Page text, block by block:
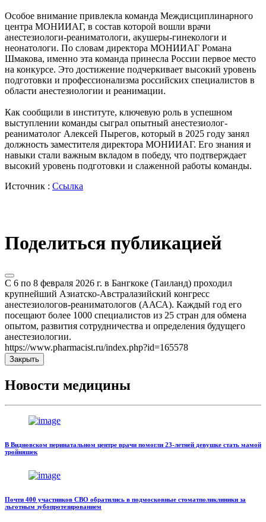
Особое внимание привлекла команда Междисциплинарного
центра МОНИИАГ, в состав которой вошли врачи
анестезиологи-реаниматологи, акушеры-гинекологи и
неонатологи. По словам директора МОНИИАГ Романа
Шмакова, именно эта команда принесла России первое место
на конкурсе. Это достижение подчеркивает высокий уровень
подготовки и профессионализма российских специалистов в
области анестезиологии и реанимации.
Как сообщили в институте, ключевую роль в успешном
выступлении команды сыграл опытный анестезиолог-
реаниматолог Алексей Пырегов, который в 2025 году занял
должность заместителя директора МОНИИАГ. Его знания и
навыки стали важным вкладом в победу, что подтверждает
высокий уровень подготовки и слаженной работы команды.
Источник : Ссылка
Поделиться публикацией
С 6 по 8 февраля 2026 г. в Бангкоке (Таиланд) проходил
крупнейший Азиатско-Австралазийский конгресс
анестезиологов-реаниматологов (ААСА). Каждый год его
посещают более 1000 специалистов из 25 стран для обмена
опытом, развития сотрудничества и определения будущего
анестезиологии.
https://www.pharmacist.ru/index.php?id=165578
Закрыть
Новости медицины
В Видновском перинатальном центре врачи помогли 23-летней девушке стать мамой
тройняшек
Почти 400 участников СВО обратились в подмосковные стоматполиклиники за
льготным зубопротезированием